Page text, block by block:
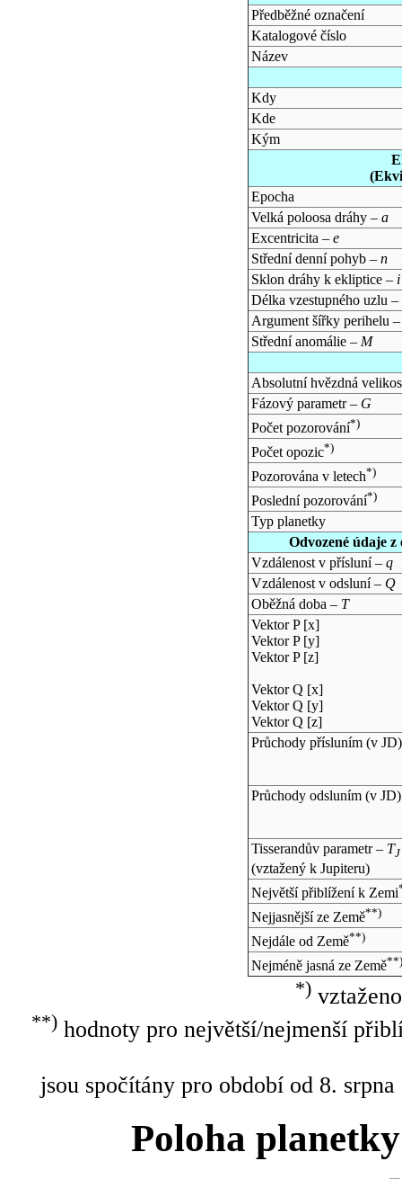
Předběžné označení
Katalogové číslo
Název
Kdy
Kde
Kým
Epocha
Velká poloosa dráhy – a
Excentricita – e
Střední denní pohyb – n
Sklon dráhy k ekliptice – i
Délka vzestupného uzlu –
Argument šířky perihelu
Střední anomálie – M
Absolutní hvězdná
Fázový parametr – G
Počet pozorování*)
Počet opozic*)
Pozorována v letech*)
Poslední pozorování*)
Typ planetky
Odvozené údaje
Vzdálenost v přísluní – q
Vzdálenost v odsluní – Q
Oběžná doba – T
Vektor P [x]
Vektor P [y]
Vektor P [z]
Vektor Q [x]
Vektor Q [y]
Vektor Q [z]
Průchody přísluním (v JD)
Průchody odsluním (v JD)
Tisserandův parametr – TJ
(vztažený k Jupiteru)
Největší přiblížení k Zemi
Nejjasnější ze Země**)
Nejdále od Země**)
Nejméně jasná ze Země**)
*)
**)hodnoty pro největší/nejmenší
jsou spočítány pro období od 8.
Poloha